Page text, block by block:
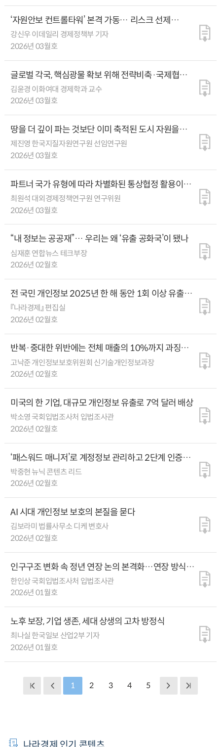
‘자원안보 컨트롤타워’ 본격 가동… 리스크 선제
관리한다
강신우 이데일리 경제정책부 기자
2026년 03월호
글로벌 각국, 핵심광물 확보 위해 전략비축·국제협력
강화
김윤경 이화여대 경제학과 교수
2026년 03월호
땅을 더 깊이 파는 것보단 이미 축적된 도시 자원을
정밀하게 되살려야
제진영 한국지질자원연구원 선임연구원
2026년 03월호
파트너 국가 유형에 따라 차별화된 통상협정 활용이
중요
최원석 대외경제정책연구원 연구위원
2026년 03월호
“내 정보는 공공재”… 우리는 왜 ‘유출 공화국’이 됐나
심재훈 연합뉴스 테크부장
2026년 02월호
전 국민 개인정보 2025년 한 해 동안 1회 이상 유출된
셈
『나라경제』 편집실
2026년 02월호
반복·중대한 위반에는 전체 매출의 10%까지 과징금
부과한다
고낙준 개인정보보호위원회 신기술개인정보과장
2026년 02월호
미국의 한 기업, 대규모 개인정보 유출로 7억 달러 배상
박소영 국회입법조사처 입법조사관
2026년 02월호
‘패스워드 매니저’로 계정정보 관리하고 2단계 인증도
켜두세요
박중현 뉴닉 콘텐츠 리드
2026년 02월호
AI 시대 개인정보 보호의 본질을 묻다
김보라미 법률사무소 디케 변호사
2026년 02월호
인구구조 변화 속 정년 연장 논의 본격화…연장 방식,
임금체계 개편, 청년고용 영향이 쟁점
한인상 국회입법조사처 입법조사관
2026년 01월호
노후 보장, 기업 생존, 세대 상생의 고차 방정식
최나실 한국일보 산업2부 기자
2026년 01월호
1 2 3 4 5
나라경제 인기 콘텐츠